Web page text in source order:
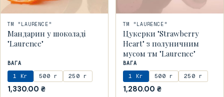
ТМ "LAURENCE"
Мандарин у шоколаді
"Laurence"
ВАГА
1 Кг 500 г 250 г
1,330.00 ₴
ТМ "LAURENCE"
Цукерки "Strawberry
Heart" з полуничним
мусом тм "Laurence"
ВАГА
1 Кг 500 г 250 г
1,280.00 ₴